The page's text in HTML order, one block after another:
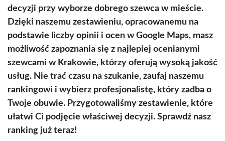
decyzji przy wyborze dobrego szewca w mieście.
Dzięki naszemu zestawieniu, opracowanemu na
podstawie liczby opinii i ocen w Google Maps, masz
możliwość zapoznania się z najlepiej ocenianymi
szewcami w Krakowie, którzy oferują wysoką jakość
usług. Nie trać czasu na szukanie, zaufaj naszemu
rankingowi i wybierz profesjonalistę, który zadba o
Twoje obuwie. Przygotowaliśmy zestawienie, które
ułatwi Ci podjęcie właściwej decyzji. Sprawdź nasz
ranking już teraz!